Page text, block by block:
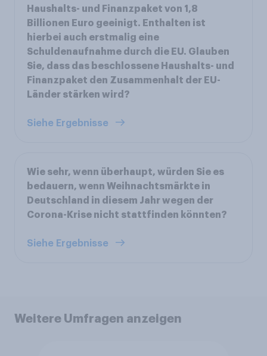
Haushalts- und Finanzpaket von 1,8
Billionen Euro geeinigt. Enthalten ist
hierbei auch erstmalig eine
Schuldenaufnahme durch die EU. Glauben
Sie, dass das beschlossene Haushalts- und
Finanzpaket den Zusammenhalt der EU-
Länder stärken wird?
Siehe Ergebnisse
Wie sehr, wenn überhaupt, würden Sie es
bedauern, wenn Weihnachtsmärkte in
Deutschland in diesem Jahr wegen der
Corona-Krise nicht stattfinden könnten?
Siehe Ergebnisse
Weitere Umfragen anzeigen